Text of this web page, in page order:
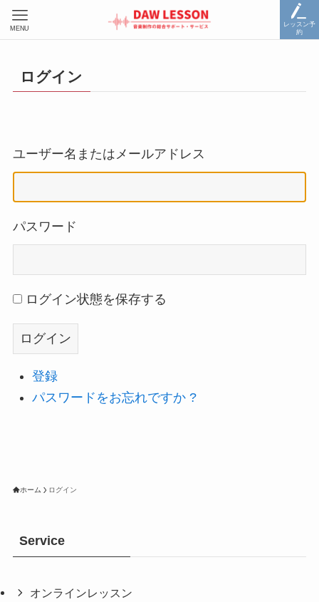
レッスン予
約
MENU
ログイン
ユーザー名またはメールアドレス
パスワード
ログイン状態を保存する
ログイン
登録
パスワードをお忘れですか ?
ホーム ログイン
Service
オンラインレッスン